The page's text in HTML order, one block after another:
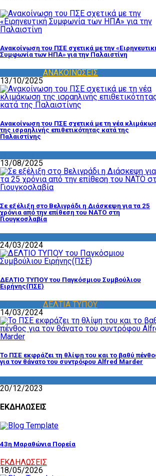
Ανακοίνωση του ΠΣΕ σχετικά με την
Συμφωνία των ΗΠΑ» για την Παλαιστίνη
ΑΝΑΚΟΙΝΩΣΕΙΣ
13/10/2025
Ανακοίνωση του ΠΣΕ σχετικά με τη νέα
της ισραηλινής επιθετικότητας κατά της
Παλαιστίνης
13/08/2025
Σε εξέλιξη στο Βελιγράδι η Διάσκεψη για τα 25
χρόνια από την επίθεση του ΝΑΤΟ στη
Γιουγκοσλαβία
24/03/2024
ΔΕΛΤΙΟ ΤΥΠΟΥ του Παγκόσμιου Συμβούλιου
Ειρήνης(ΠΣΕ)
ΔΕΛΤΙΑ ΤΥΠΟΥ
14/03/2024
Το ΠΣΕ εκφράζει τη θλίψη του και το βαθύ
για τον θάνατο του συντρόφου Alfred Marder
20/12/2023
ΕΚΔΗΛΩΣΕΙΣ
43η Μαραθώνια Πορεία
ΕΚΔΗΛΩΣΕΙΣ
18/05/2026